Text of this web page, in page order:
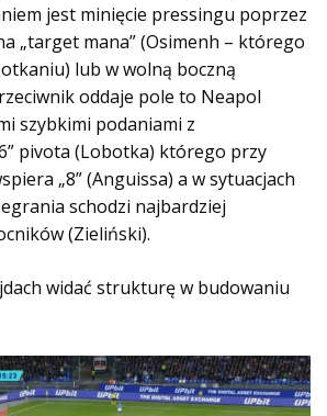
jest minięcie pressingu poprzez
„target mana” (Osimenh – którego
lub w wolną boczną
oddaje pole to Neapol
szybkimi podaniami z
pivota (Lobotka) którego przy
„8” (Anguissa) a w sytuacjach
schodzi najbardziej
(Zieliński).
widać strukturę w budowaniu